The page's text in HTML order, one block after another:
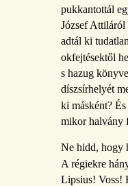
pukkantottál
József Attiláról
adtál ki
okfejtésektől
s hazug
díszsírhelyét
ki másként?
mikor halvány
Ne hidd, hogy
A régiekre
Lipsius! Voss!